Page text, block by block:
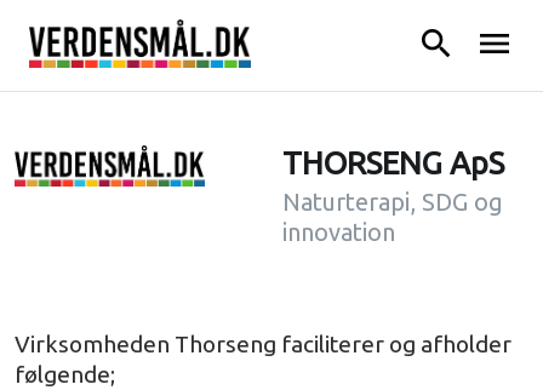
search menu
THORSENG ApS
Naturterapi, SDG og
innovation
Virksomheden Thorseng faciliterer og afholder
følgende;